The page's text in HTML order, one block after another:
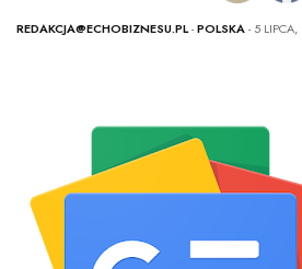
REDAKCJA@ECHOBIZNESU.PL-POLSKA- 5